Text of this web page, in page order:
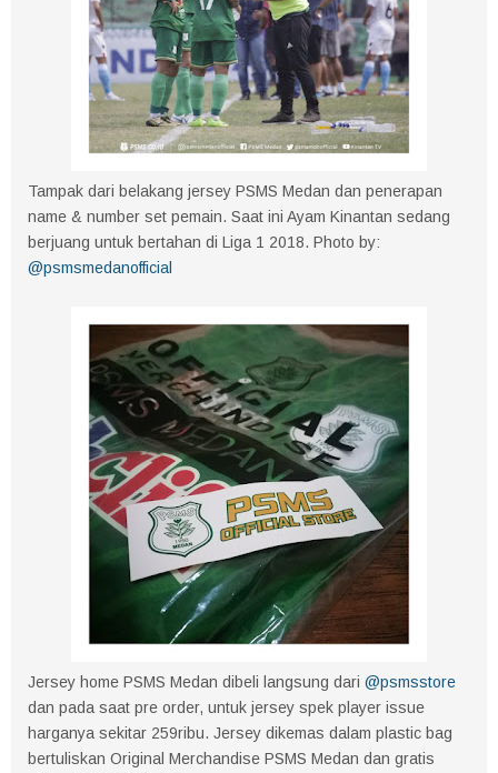
Tampak dari belakang jersey PSMS Medan dan penerapan
name & number set pemain. Saat ini Ayam Kinantan sedang
berjuang untuk bertahan di Liga 1 2018. Photo by:
@psmsmedanofficial
Jersey home PSMS Medan dibeli langsung dari @psmsstore
dan pada saat pre order, untuk jersey spek player issue
harganya sekitar 259ribu. Jersey dikemas dalam plastic bag
bertuliskan Original Merchandise PSMS Medan dan gratis